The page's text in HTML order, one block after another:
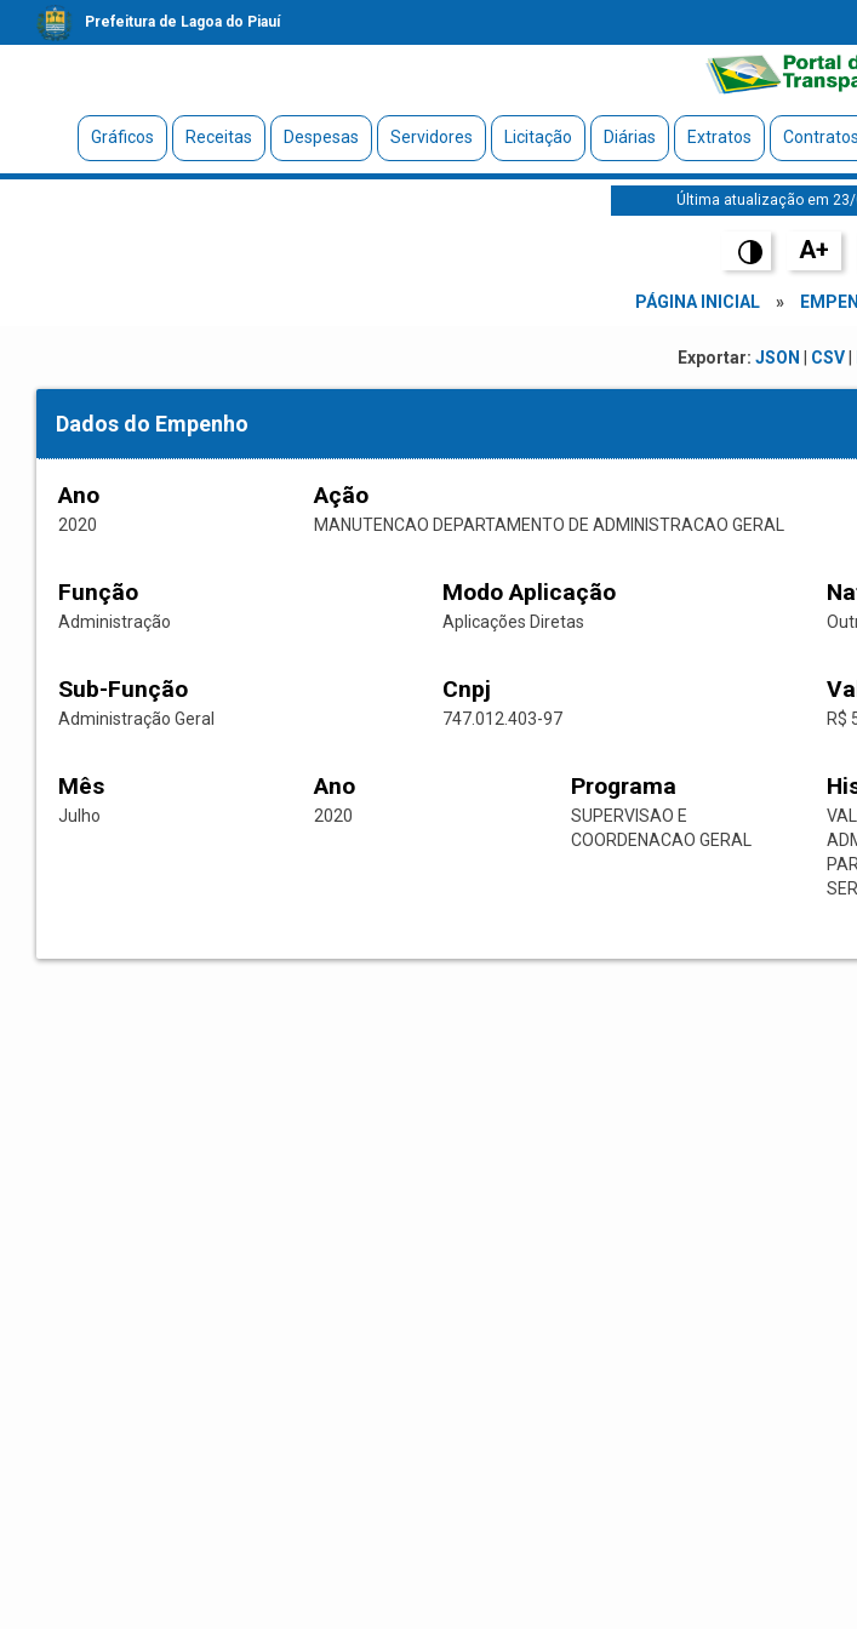
Prefeitura de Lagoa do Piauí
Gráficos Receitas Despesas Servidores Licitação Diárias Extratos Contratos
Última atualização em
A+
PÁGINA INICIAL »
Exportar: JSON CSV|
Dados do Empenho
Ano
2020
Ação
MANUTENCAO DEPARTAMENTO DE ADMINISTRACAO GERAL
Função
Administração
Modo Aplicação
Aplicações Diretas
Sub-Função
Administração Geral
Cnpj
747.012.403-97 R$
Mês
Julho
Ano
2020
Programa
SUPERVISAO E
COORDENACAO GERAL